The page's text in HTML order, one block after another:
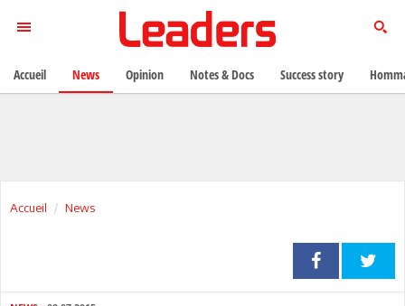
Accueil News
Accueil News Opinion Notes & Docs Success story